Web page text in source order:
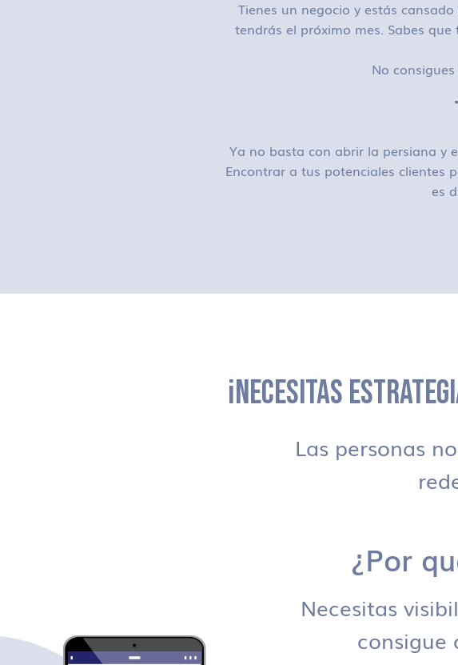
Tienes un negocio y estás
tendrás el próximo mes. Sabes
No
Ya no basta con abrir la persiana y
Encontrar a tus potenciales clientes
es
¡NECESITAS
Las personas
¿Por
Necesitas
consigue